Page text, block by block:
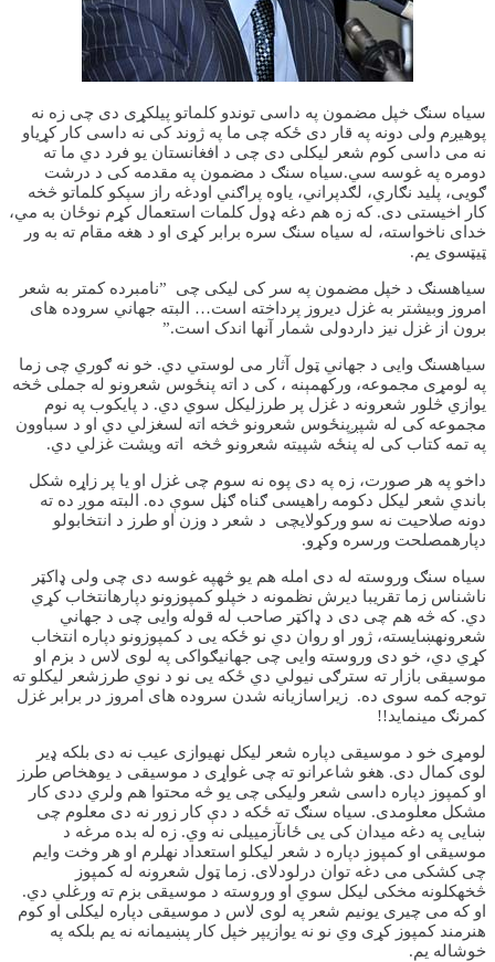
سیاه سنګ خپل مضمون په داسی توندو کلماتو پیلکړی دی چی زه نه
پوهیږم ولی دونه په قار دی ځکه چی ما په ژوند کی نه داسی کار کړیاو
نه می داسی کوم شعر لیکلی دی چی د افغانستان یو فرد دي ما ته
دومره په غوسه سي.سیاه سنګ د مضمون په مقدمه کی د درشت
ګویی، پلید نګاري، لګدپراني، یاوه پراګني اودغه راز سپکو کلماتو څخه
کار اخیستی دی. که زه هم دغه ډول کلمات استعمال کړم نوځان به مي،
خدای ناخواسته، له سیاه سنګ سره برابر کړی او د هغه مقام ته به ور
ټیټسوی یم.
سیاهسنګ د خپل مضمون په سر کی لیکی چی ”نامبرده کمتر به شعر
امروز وبیشتر به غزل دیروز پرداخته است… البته جهاني سروده های
برون از غزل نیز داردولی شمار آنها اندک است.”
سیاهسنګ وایی د جهاني ټول آثار می لوستي دي. خو نه ګوري چی زما
په لومړی مجموعه، ورکهمېنه ، کی د اته پنځوس شعرونو له جملی څخه
یوازي څلور شعرونه د غزل پر طرزلیکل سوي دي. د پایکوب په نوم
مجموعه کی له شپږپنځوس شعرونو څخه اته لسغزلي دي او د سباوون
په تمه کتاب کی له پنځه شپیته شعرونو څخه اته ویشت غزلي دي.
داخو په هر صورت، زه په دی پوه نه سوم چی غزل او یا پر زاړه شکل
باندي شعر لیکل دکومه راهیسی ګناه ګڼل سوې ده. البته موږ ده ته
دونه صلاحیت نه سو ورکولایچی د شعر د وزن او طرز د انتخابولو
دپارهمصلحت ورسره وکړو.
سیاه سنګ وروسته له دی امله هم یو څهپه غوسه دی چی ولی ډاکټر
ناشناس زما تقریبا دیرش نظمونه د خپلو کمپوزونو دپارهانتخاب کړي
دي. که څه هم چی دی د ډاکټر صاحب له قوله وایی چی د جهاني
شعرونهښایسته، ژور او روان دي نو ځکه یی د کمپوزونو دپاره انتخاب
کړي دي، خو دی وروسته وایی چی جهانيګواکی په لوی لاس د بزم او
موسیقی بازار ته سترګی نیولي دي ځکه یی نو د نوي طرزشعر لیکلو ته
توجه کمه سوی ده. زیراسازیانه شدن سروده های امروز در برابر غزل
کمرنګ مینماید!!
لومړی خو د موسیقی دپاره شعر لیکل نهیوازی عیب نه دی بلکه ډیر
لوی کمال دی. هغو شاعرانو ته چی غواړی د موسیقی د یوهخاص طرز
او کمپوز دپاره داسی شعر ولیکی چی یو څه محتوا هم ولري ددی کار
مشکل معلومدی. سیاه سنګ ته ځکه د دې کار زور نه دی معلوم چی
ښایی په دغه میدان کی یی ځانآزمییلی نه وي. زه له بده مرغه د
موسیقی او کمپوز دپاره د شعر لیکلو استعداد نهلرم او هر وخت وایم
چی کشکی می دغه توان درلودلای. زما ټول شعرونه له کمپوز
څخهکلونه مخکی لیکل سوي او وروسته د موسیقی بزم ته ورغلي دي.
او که می چیری یونیم شعر په لوی لاس د موسیقی دپاره لیکلی او کوم
هنرمند کمپوز کړی وي نو نه یوازیپر خپل کار پښیمانه نه یم بلکه په
خوشاله یم.